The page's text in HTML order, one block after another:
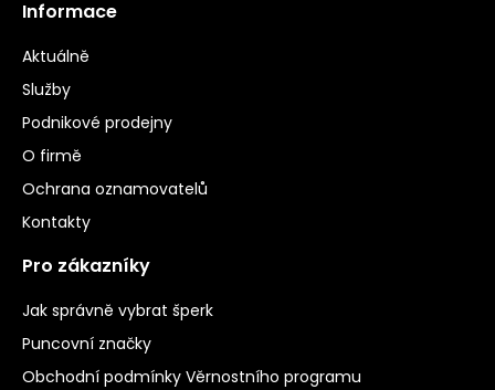
Informace
Aktuálně
Služby
Podnikové prodejny
O firmě
Ochrana oznamovatelů
Kontakty
Pro zákazníky
Jak správně vybrat šperk
Puncovní značky
Obchodní podmínky Věrnostního programu